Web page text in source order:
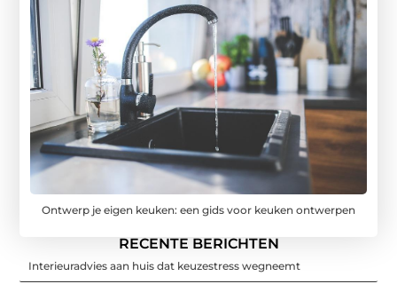
Ontwerp je eigen keuken: een gids voor keuken ontwerpen
RECENTE BERICHTEN
Interieuradvies aan huis dat keuzestress wegneemt